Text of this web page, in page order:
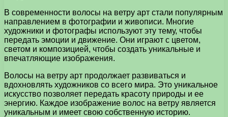
В современности волосы на ветру арт стали популярным
направлением в фотографии и живописи. Многие
художники и фотографы используют эту тему, чтобы
передать эмоции и движение. Они играют с цветом,
светом и композицией, чтобы создать уникальные и
впечатляющие изображения.
Волосы на ветру арт продолжает развиваться и
вдохновлять художников со всего мира. Это уникальное
искусство позволяет передать красоту природы и ее
энергию. Каждое изображение волос на ветру является
уникальным и имеет свою собственную историю.